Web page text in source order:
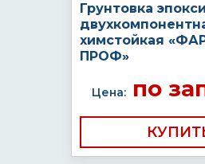
Грунтовка
химстойкая
ПРОФ»
Цена:по